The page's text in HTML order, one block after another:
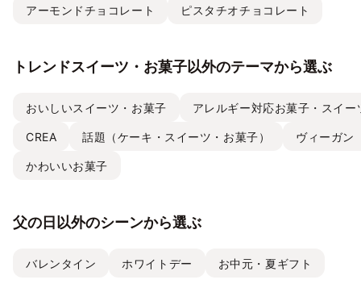
アーモンドチョコレート ピスタチオチョコレート
トレンドスイーツ・お菓子以外のテーマから選ぶ
おいしいスイーツ・お菓子 アレルギー対応お菓子・スイー
CREA 話題（ケーキ・スイーツ・お菓子） ヴィーガン
かわいいお菓子
父の日以外のシーンから選ぶ
バレンタイン ホワイトデー お中元・夏ギフト